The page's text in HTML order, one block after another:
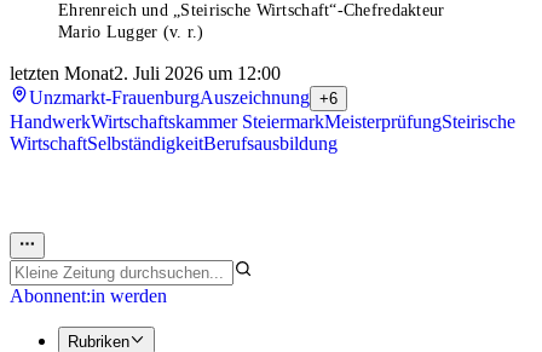
Ehrenreich und „Steirische Wirtschaft“-Chefredakteur
Mario Lugger (v. r.)
letzten Monat2. Juli 2026 um 12:00
Unzmarkt-FrauenburgAuszeichnung +6
HandwerkWirtschaftskammer SteiermarkMeisterprüfungSteirische
WirtschaftSelbständigkeitBerufsausbildung
Abonnent:in werden
Rubriken